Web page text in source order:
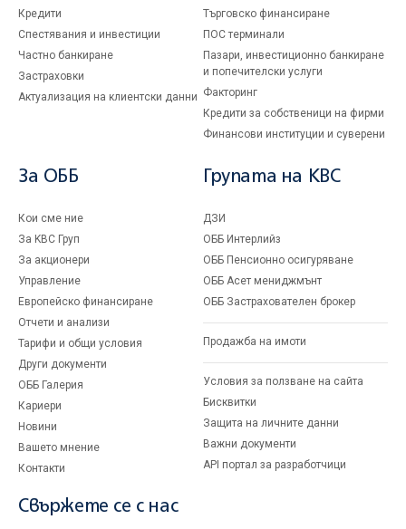
Кредити
Спестявания и инвестиции
Частно банкиране
Застраховки
Актуализация на клиентски данни
Търговско финансиране
ПОС терминали
Пазари, инвестиционно банкиране
и попечителски услуги
Факторинг
Кредити за собственици на фирми
Финансови институции и суверени
За ОББ
Кои сме ние
За KBC Груп
За акционери
Управление
Европейско финансиране
Отчети и анализи
Тарифи и общи условия
Други документи
ОББ Галерия
Кариери
Новини
Вашето мнение
Контакти
Групата на KBC
ДЗИ
ОББ Интерлийз
ОББ Пенсионно осигуряване
ОББ Асет мениджмънт
ОББ Застрахователен брокер
Продажба на имоти
Условия за ползване на сайта
Бисквитки
Защита на личните данни
Важни документи
API портал за разработчици
Свържете се с нас